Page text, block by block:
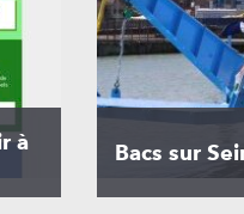
à
Bacs sur